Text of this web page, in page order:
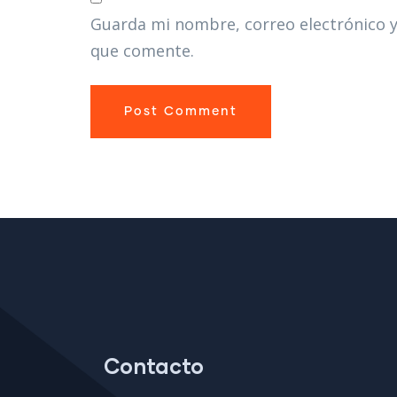
Guarda mi nombre, correo electrónico
que comente.
Contacto